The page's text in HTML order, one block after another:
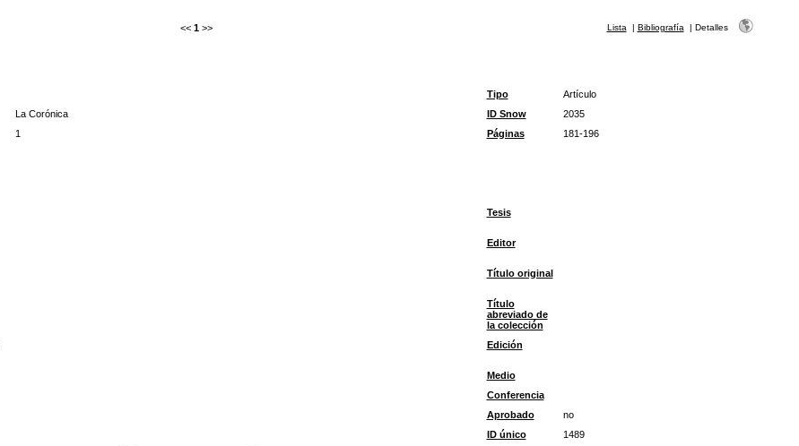
<< 1 >> Lista | Bibliografía | Detalles
Tipo
Artículo
La Corónica ID Snow
2035
1 Páginas
181-196
Tesis
Editor
Título original
Título
abreviado de
la colección
Edición
Medio
Conferencia
Aprobado
no
ID único
1489